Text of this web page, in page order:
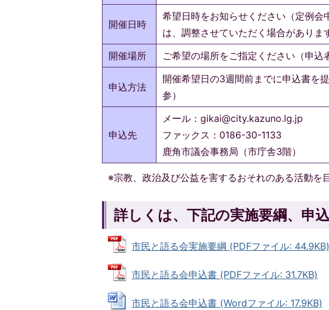
開催日時
希望日時をお知らせください（定例
は、調整させていただく場合がありま
開催場所
ご希望の場所をご指定ください（申込
申込方法
開催希望日の3週間前までに申込書を
参）
申込先
メール：gikai@city.kazuno.lg.jp
ファックス：0186-30-1133
鹿角市議会事務局（市庁舎3階）
※宗教、政治及び公益を害するおそれのある活動を
詳しくは、下記の実施要綱、申
市民と語る会実施要綱 (PDFファイル: 44.9KB)
市民と語る会申込書 (PDFファイル: 31.7KB)
市民と語る会申込書 (Wordファイル: 17.9KB)